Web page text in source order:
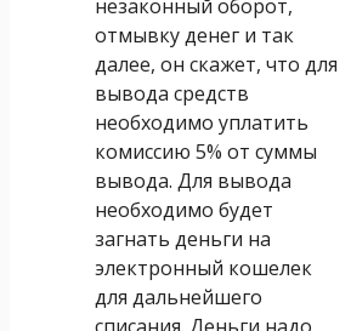
незаконный оборот,
отмывку денег и так
далее, он скажет, что для
вывода средств
необходимо уплатить
комиссию 5% от суммы
вывода. Для вывода
необходимо будет
загнать деньги на
электронный кошелек
для дальнейшего